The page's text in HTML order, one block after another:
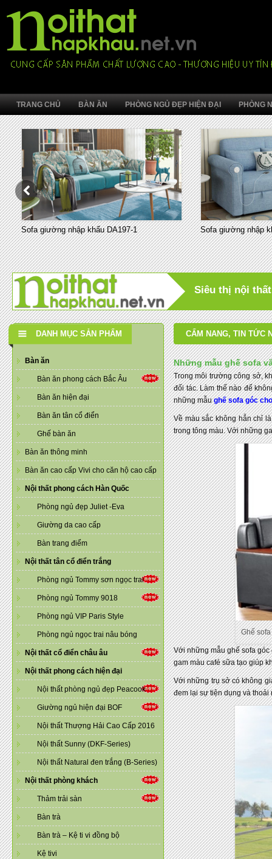
TRANG CHỦ BÀN ĂN PHÒNG NGỦ ĐẸP HIỆN ĐẠI PHÒNG
Sofa giường nhập khẩu DA197-1 Sofa giường nhập
Siêu thị nội
DANH MỤC SẢN PHẨM
Bàn ăn
Bàn ăn phong cách Bắc Âu
Bàn ăn hiện đại
Bàn ăn tân cổ điển
Ghế bàn ăn
Bàn ăn thông minh
Bàn ăn cao cấp Vivi cho căn hộ cao cấp
Nội thất phong cách Hàn Quốc
Phòng ngủ đẹp Juliet -Eva
Giường da cao cấp
Bàn trang điểm
Nội thất tân cổ điển trắng
Phòng ngủ Tommy sơn ngọc trai
Phòng ngủ Tommy 9018
Phòng ngủ VIP Paris Style
Phòng ngủ ngọc trai nâu bóng
Nội thất cổ điển châu âu
Nội thất phong cách hiện đại
Nội thất phòng ngủ đẹp Peacook
Giường ngủ hiện đại BOF
Nội thất Thượng Hải Cao Cấp 2016
Nội thất Sunny (DKF-Series)
Nội thất Natural đen trắng (B-Series)
Nội thất phòng khách
Thảm trải sàn
Bàn trà
Bàn trà – Kệ ti vi đồng bộ
Kệ tivi
CẨM NANG, TIN TỨC
Những mẫu ghế sofa
Trong môi trường công sở,
đối tác. Làm thế nào để
những mẫughế sofa góc
Về màu sắc không hẳn chỉ
trong tông màu. Với những
Ghế
Với những mẫu ghế sofa
gam màu café sữa tạo giúp
Với những trụ sở có không
đem lại sự tiện dụng và thoải